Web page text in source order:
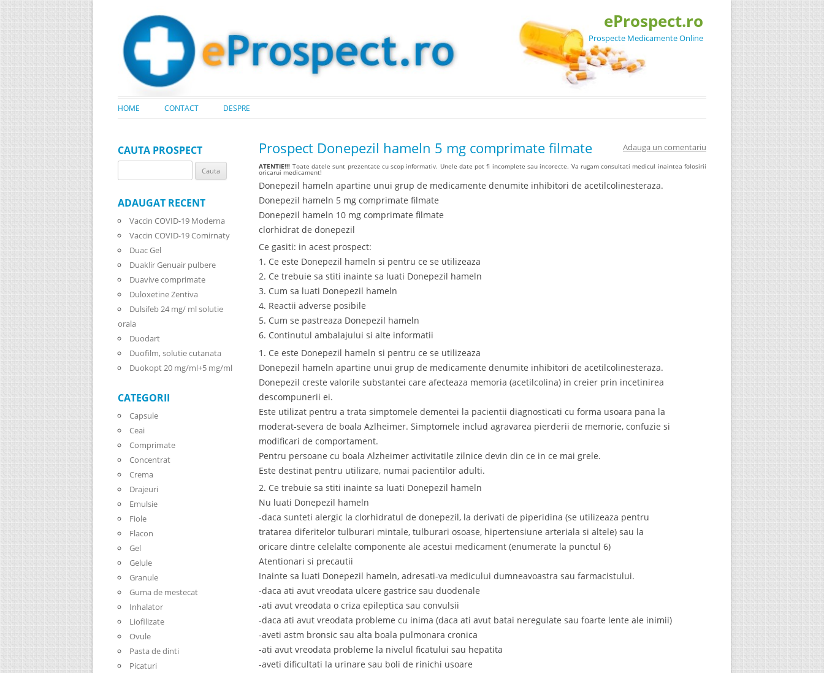
eProspect.ro
Prospecte Medicamente Online
HOME CONTACT DESPRE
Prospect Donepezil hameln 5 mg comprimate filmate Adauga un comentariu
ATENTIE!!! Toate datele sunt prezentate cu scop informativ. Unele date pot fi incomplete sau incorecte. Va rugam consultati medicul inaintea folosirii
oricarui medicament!
Donepezil hameln apartine unui grup de medicamente denumite inhibitori de acetilcolinesteraza.
Donepezil hameln 5 mg comprimate filmate
Donepezil hameln 10 mg comprimate filmate
clorhidrat de donepezil
Ce gasiti: in acest prospect:
1. Ce este Donepezil hameln si pentru ce se utilizeaza
2. Ce trebuie sa stiti inainte sa luati Donepezil hameln
3. Cum sa luati Donepezil hameln
4. Reactii adverse posibile
5. Cum se pastreaza Donepezil hameln
6. Continutul ambalajului si alte informatii
1. Ce este Donepezil hameln si pentru ce se utilizeaza
Donepezil hameln apartine unui grup de medicamente denumite inhibitori de acetilcolinesteraza.
Donepezil creste valorile substantei care afecteaza memoria (acetilcolina) in creier prin incetinirea
descompunerii ei.
Este utilizat pentru a trata simptomele dementei la pacientii diagnosticati cu forma usoara pana la
moderat-severa de boala Azlheimer. Simptomele includ agravarea pierderii de memorie, confuzie si
modificari de comportament.
Pentru persoane cu boala Alzheimer activitatile zilnice devin din ce in ce mai grele.
Este destinat pentru utilizare, numai pacientilor adulti.
2. Ce trebuie sa stiti inainte sa luati Donepezil hameln
Nu luati Donepezil hameln
-daca sunteti alergic la clorhidratul de donepezil, la derivati de piperidina (se utilizeaza pentru
tratarea diferitelor tulburari mintale, tulburari osoase, hipertensiune arteriala si altele) sau la
oricare dintre celelalte componente ale acestui medicament (enumerate la punctul 6)
Atentionari si precautii
Inainte sa luati Donepezil hameln, adresati-va medicului dumneavoastra sau farmacistului.
-daca ati avut vreodata ulcere gastrice sau duodenale
-ati avut vreodata o criza epileptica sau convulsii
-daca ati avut vreodata probleme cu inima (daca ati avut batai neregulate sau foarte lente ale inimii)
-aveti astm bronsic sau alta boala pulmonara cronica
-ati avut vreodata probleme la nivelul ficatului sau hepatita
-aveti dificultati la urinare sau boli de rinichi usoare
CAUTA PROSPECT
for:
ADAUGAT RECENT
Vaccin COVID-19 Moderna
Vaccin COVID-19 Comirnaty
Duac Gel
Duaklir Genuair pulbere
Duavive comprimate
Duloxetine Zentiva
Dulsifeb 24 mg/ ml solutie
orala
Duodart
Duofilm, solutie cutanata
Duokopt 20 mg/ml+5 mg/ml
CATEGORII
Capsule
Ceai
Comprimate
Concentrat
Crema
Drajeuri
Emulsie
Fiole
Flacon
Gel
Gelule
Granule
Guma de mestecat
Inhalator
Liofilizate
Ovule
Pasta de dinti
Picaturi